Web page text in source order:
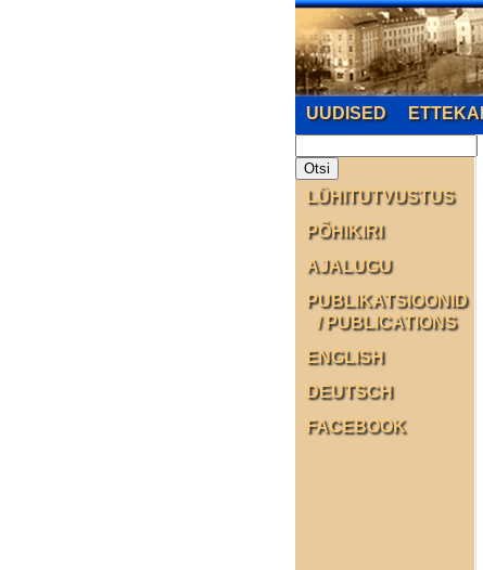
UUDISED
LÜHITUTVUSTUS
PÕHIKIRI
AJALUGU
PUBLIKATSIOONID
/ PUBLICATIONS
ENGLISH
DEUTSCH
FACEBOOK